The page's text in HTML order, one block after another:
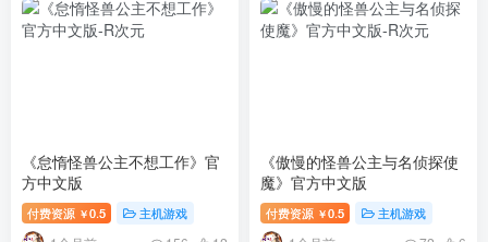
《怠惰怪兽公主不想工作》官
方中文版
付费资源 ￥0.5 主机游戏
《傲慢的怪兽公主与名侦探使
魔》官方中文版
付费资源 ￥0.5 主机游戏